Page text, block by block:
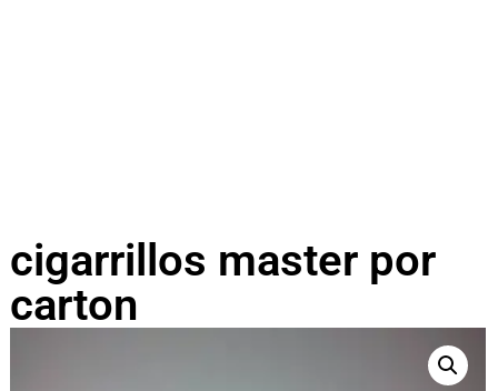
cigarrillos master por
carton